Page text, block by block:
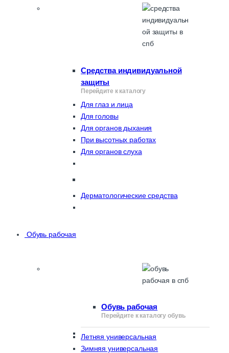
Средства индивидуальной
защиты
Перейдите к каталогу
Для глаз и лица
Для головы
Для органов дыхания
При высотных работах
Для органов слуха
Дерматологические средства
Обувь рабочая
Обувь рабочая
Перейдите к каталогу обувь
Летняя универсальная
Зимняя универсальная